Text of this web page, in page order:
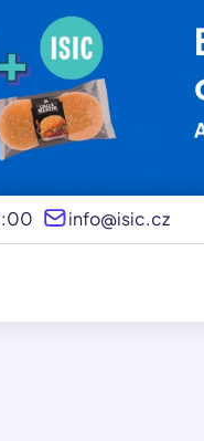
info@isic.cz